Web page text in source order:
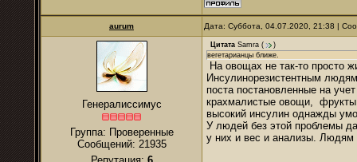
аurum Дата: Суббота, 04.07.2020, 21:38 |
Генералиссимус
Группа: Проверенные
Сообщений: 21935
Цитата Samra (
)
вегетарианцы ближе.
На овощах не так-то просто
Инсулинорезистентным
поста постановленные на
крахмалистые овощи, фрукты
высокий инсулин однажды
У людей без этой проблемы
у них и вес и анализы. Людям